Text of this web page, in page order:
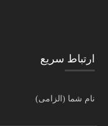
ارتباط سریع
نام شما (الزامی)